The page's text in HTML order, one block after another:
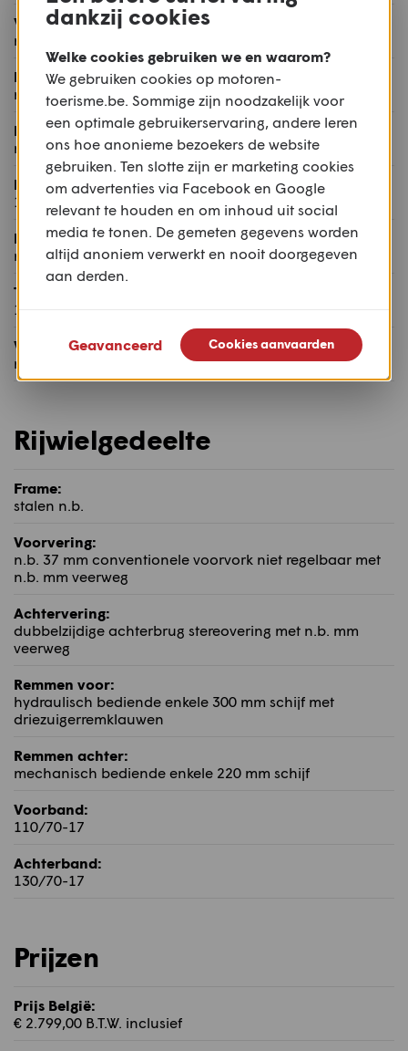
Wielbasis:
n.b. mm
Balhoofdshoek:
n.b.°
Naloop:
n.b. mm
Drooggewicht:
112 kg
Maximum toelaatbaar gewicht:
n.b. kg
Tankinhoud:
14 l
Vermogen batterij:
n.b. kWh
Rijwielgedeelte
Frame:
stalen n.b.
Voorvering:
n.b. 37 mm conventionele voorvork niet regelbaar met
n.b. mm veerweg
Achtervering:
dubbelzijdige achterbrug stereovering met n.b. mm
veerweg
Remmen voor:
hydraulisch bediende enkele 300 mm schijf met
driezuigerremklauwen
Remmen achter:
mechanisch bediende enkele 220 mm schijf
Voorband:
110/70-17
Achterband:
130/70-17
Prijzen
Prijs België:
€ 2.799,00 B.T.W. inclusief
dankzij cookies
Welke cookies gebruiken we en waarom?
We gebruiken cookies op motoren-
toerisme.be. Sommige zijn noodzakelijk voor
een optimale gebruikerservaring, andere leren
ons hoe anonieme bezoekers de website
gebruiken. Ten slotte zijn er marketing cookies
om advertenties via Facebook en Google
relevant te houden en om inhoud uit social
media te tonen. De gemeten gegevens worden
altijd anoniem verwerkt en nooit doorgegeven
aan derden.
Geavanceerd Cookies aanvaarden